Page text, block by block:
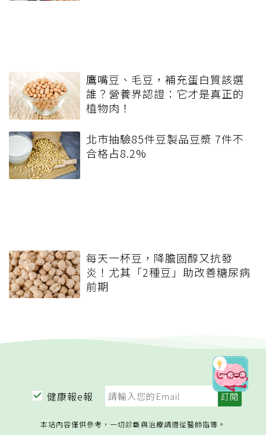
鷹嘴豆、毛豆，補充蛋白質該選
誰？營養界認證：它才是真正的
植物肉！
北市抽驗85件豆製品豆漿 7件不
合格占8.2%
每天一杯豆，降膽固醇又抗發
炎！尤其「2種豆」助改善糖尿病
前期
健康報e報
本站內容僅供參考，一切診斷與治療請遵從醫師指導。